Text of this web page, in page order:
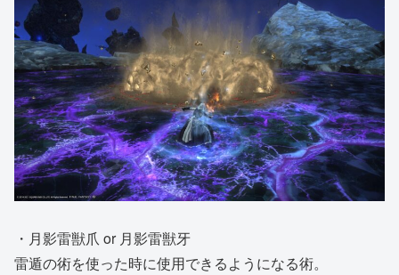
・月影雷獣爪 or 月影雷獣牙
雷遁の術を使った時に使用できるようになる術。